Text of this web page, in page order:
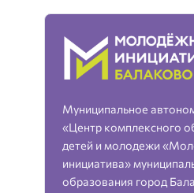
Муниципальное
«Центр комплексного
детей и молодежи
инициатива»
образования город